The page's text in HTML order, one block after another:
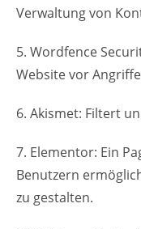
Verwaltung von
5. Wordfence
Website vor
6. Akismet: Filtert
7. Elementor: Ein
Benutzern
zu gestalten.